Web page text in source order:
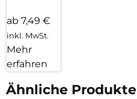
ab 7,49 €
inkl. MwSt.
Mehr
erfahren
Ähnliche Produkte